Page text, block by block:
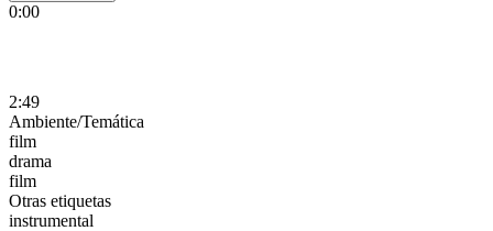
0:00
2:49
Ambiente/Temática
film
drama
film
Otras etiquetas
instrumental